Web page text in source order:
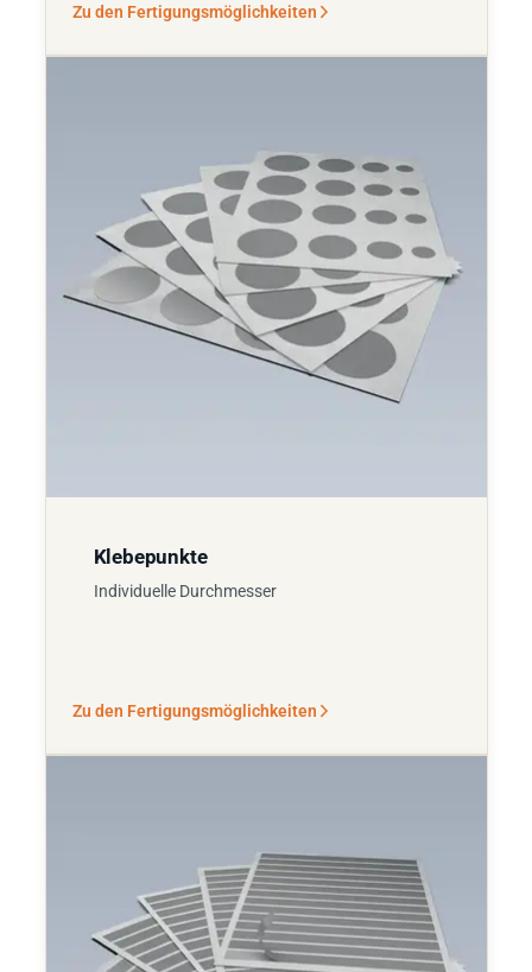
Zu den Fertigungsmöglichkeiten
Klebepunkte
Individuelle Durchmesser
Zu den Fertigungsmöglichkeiten